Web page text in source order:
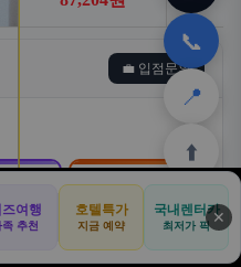
💼 입점문의
레스
🎁
테무
초저가·무료배송
📋
🛒
쿠팡
🎁
테무
📞
📍
⬆️
🚐
기사등록
🛒
아마존
즈여행
족 추천
호텔특가
지금 예약
국내렌터카
최저가 픽 ✕